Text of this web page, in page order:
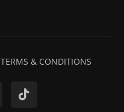
TERMS & CONDITIONS